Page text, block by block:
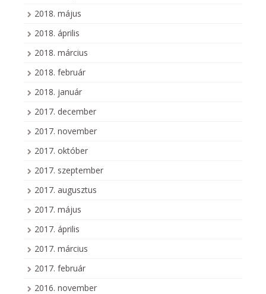
2018. május
2018. április
2018. március
2018. február
2018. január
2017. december
2017. november
2017. október
2017. szeptember
2017. augusztus
2017. május
2017. április
2017. március
2017. február
2016. november